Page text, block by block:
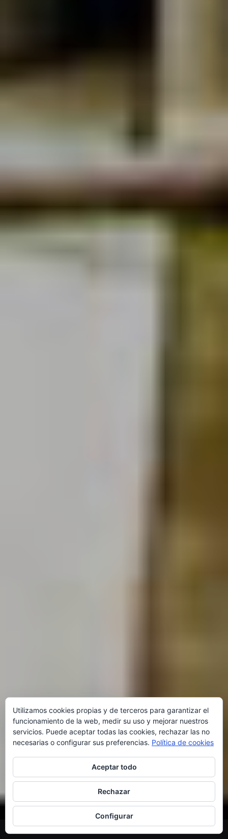
SHARE THIS
Utilizamos cookies propias y de terceros para garantizar el
funcionamiento de la web, medir su uso y mejorar nuestros
servicios. Puede aceptar todas las cookies, rechazar las no
necesarias o configurar sus preferencias. Política de cookies
Aceptar todo
Rechazar
Configurar